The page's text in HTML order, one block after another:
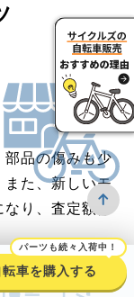
部品の傷みも少
また、新しいモ
り、査定額は
パーツも続々入荷中！
転車を購入する